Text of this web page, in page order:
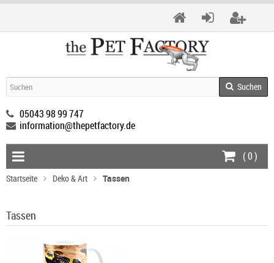
Suchen
05043 98 99 747
information@thepetfactory.de
(0)
Startseite Deko & Art Tassen
Tassen